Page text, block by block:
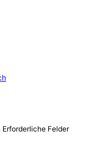
Erforderliche Felder